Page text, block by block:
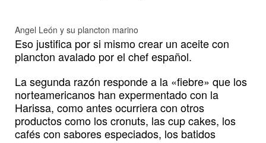
Angel León y su plancton marino
Eso justifica por si mismo crear un aceite con
plancton avalado por el chef español.
La segunda razón responde a la «fiebre» que los
norteamericanos han expermentado con la
Harissa, como antes ocurriera con otros
productos como los cronuts, las cup cakes, los
cafés con sabores especiados, los batidos